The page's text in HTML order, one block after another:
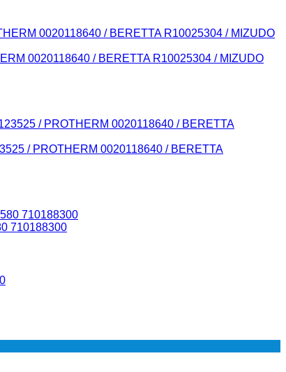
0020118640 / BERETTA R10025304 / MIZUDO
/ PROTHERM 0020118640 / BERETTA
710188300